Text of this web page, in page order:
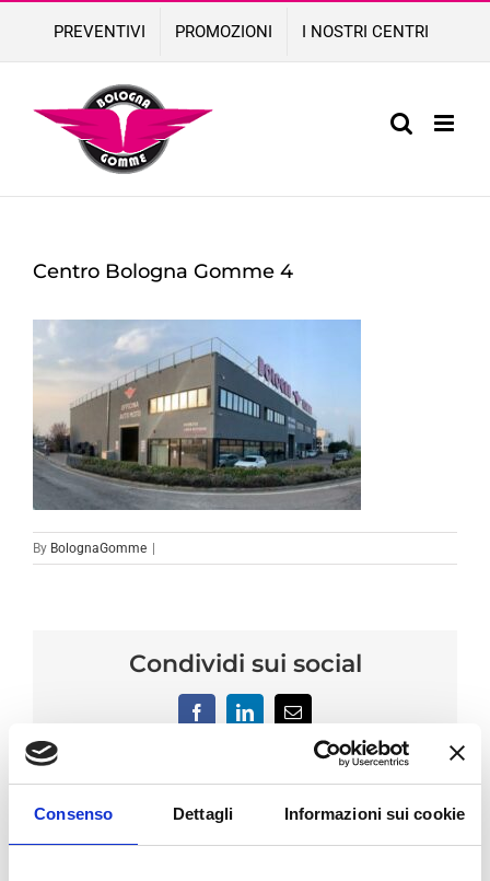
Consenso Dettagli Informazioni sui cookie
content
PREVENTIVI PROMOZIONI I NOSTRI CENTRI
Centro Bologna Gomme 4
By BolognaGomme
Condividi sui social
FacebookLinkedInEmail